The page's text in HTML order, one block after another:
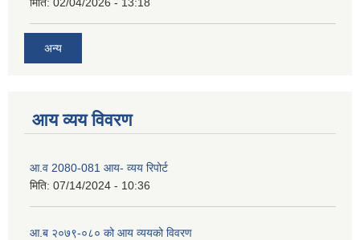
मिति: 02/04/2026 - 13:18
अन्य
आय व्यय विवरण
आ.व 2080-081 आय- व्यय रिपोर्ट
मिति: 07/14/2024 - 10:36
आ.ब २०७९-०८० को आय व्ययको विवरण